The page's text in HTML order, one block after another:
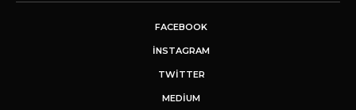
FACEBOOK
INSTAGRAM
TWITTER
MEDIUM